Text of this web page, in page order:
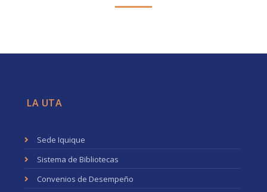
LA UTA
Sede Iquique
Sistema de Bibliotecas
Convenios de Desempeño